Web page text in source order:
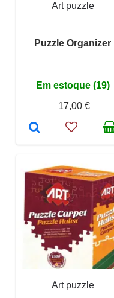
Art puzzle
Puzzle Organizer
Em estoque (19)
17,00 €
Art puzzle